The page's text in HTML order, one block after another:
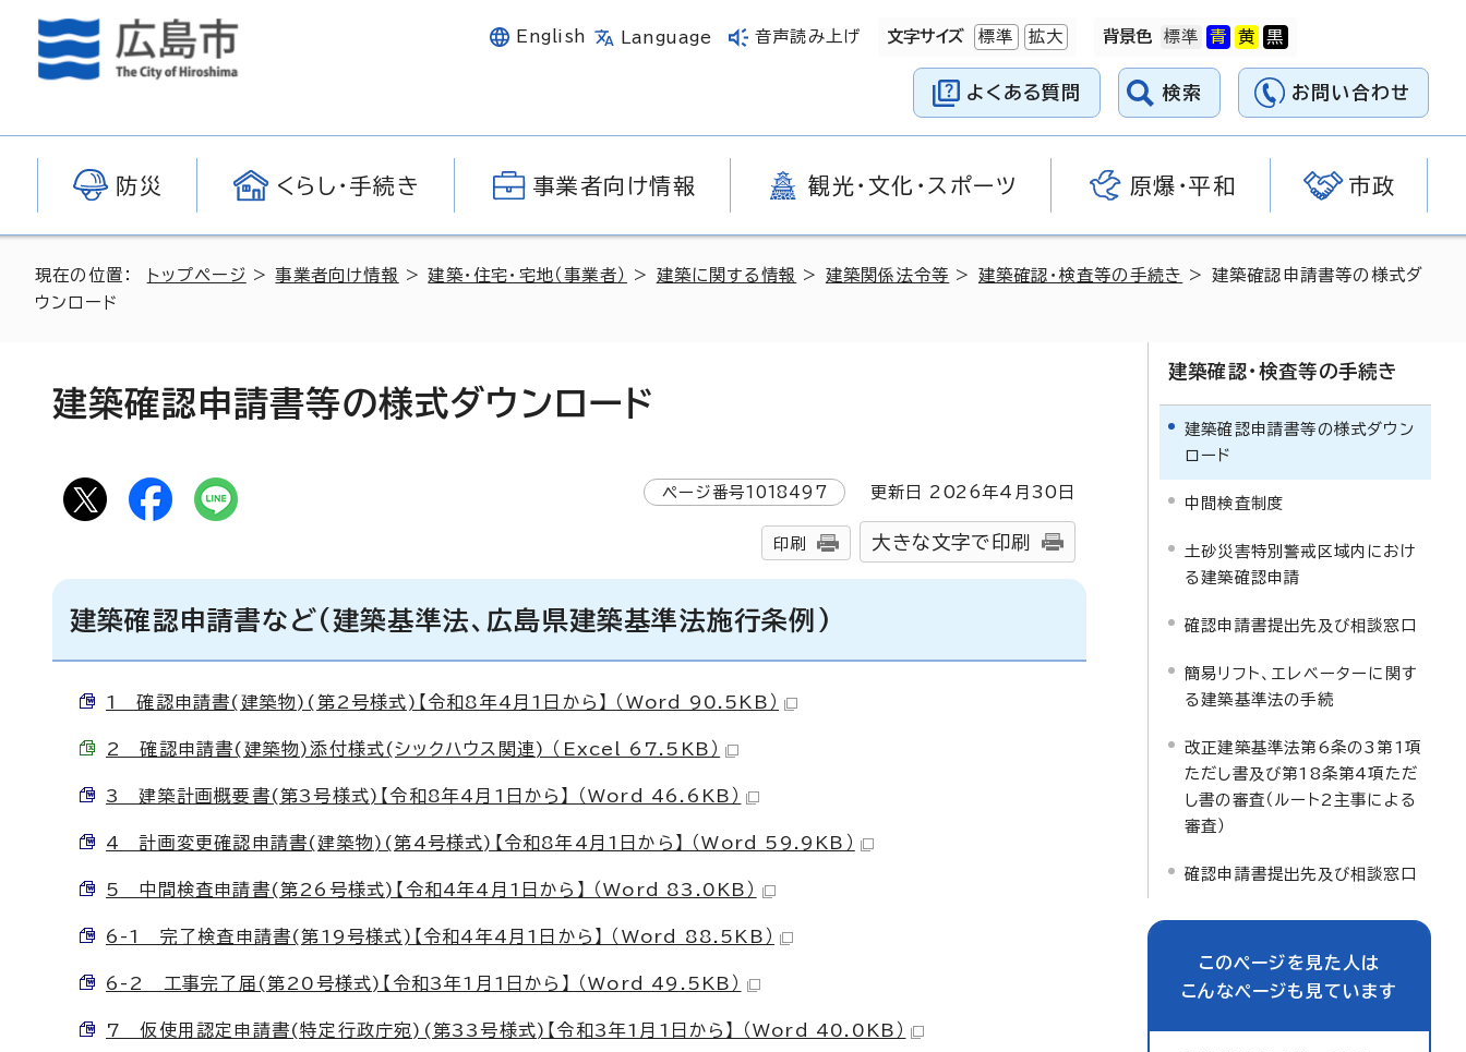
English Language 音声読み上げ 文字サイズ 標準 拡大 背景色
よくある質問 検索 お問い合わせ
防災 くらし・手続き 事業者向け情報 観光・文化・スポーツ 原爆・平和 市政
現在の位置： トップページ >事業者向け情報 >建築・住宅・宅地（事業者） > 建築に関する情報 > 建築関係法令等 > 建築確認・検査等の手続き > 建築確認申請書等の様式ダ
ウンロード
建築確認申請書等の様式ダウンロード
ページ番号1018497 更新日 2026年4月 30 日
印刷 大きな文字で印刷
建築確認申請書など(建築基準法、広島県建築基準法施行条例)
1 確認申請書(建築物)(第2号様式)【令和8年4月1日から】 （Word 90.5KB）
2 確認申請書(建築物)添付様式(シックハウス関連) （Excel 67.5KB）
3 建築計画概要書(第3号様式)【令和8年4月1日から】 （Word 46.6KB）
4 計画変更確認申請書(建築物)(第4号様式)【令和8年4月1日から】 （Word 59.9KB）
5 中間検査申請書(第26号様式)【令和4年4月1日から】 （Word 83.0KB）
6-1 完了検査申請書(第19号様式)【令和4年4月1日から】 （Word 88.5KB）
6-2 工事完了届(第20号様式)【令和3年1月1日から】 （Word 49.5KB）
7 仮使用認定申請書(特定行政庁宛)(第33号様式)【令和3年1月1日から】 （Word 40.0KB）
建築確認・検査等の手続き
建築確認申請書等の様式ダウン
ロード
中間検査制度
土砂災害特別警戒区域内におけ
る建築確認申請
確認申請書提出先及び相談窓口
簡易リフト、エレベーターに関す
る建築基準法の手続
改正建築基準法第6条の3第1項
ただし書及び第18条第4項ただ
し書の審査（ルート2主事による
審査）
確認申請書提出先及び相談窓口
このページを見た人は
こんなページも見ています